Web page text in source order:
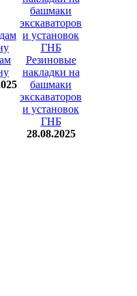
Резиновые
накладки на
башмаки
экскаваторов
и установок
ГНБ
28.08.2025